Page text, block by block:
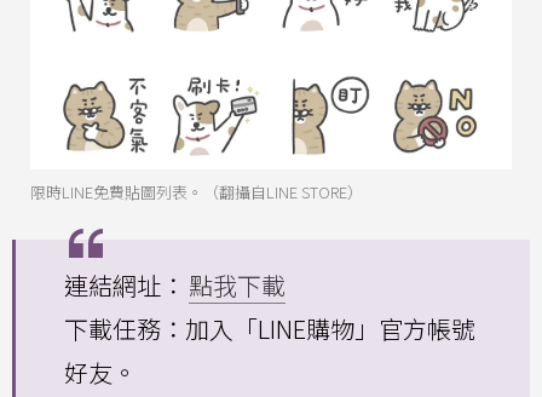
限時LINE免費貼圖列表。（翻攝自LINE STORE）
連結網址： 點我下載
下載任務：加入「LINE購物」官方帳號
好友。